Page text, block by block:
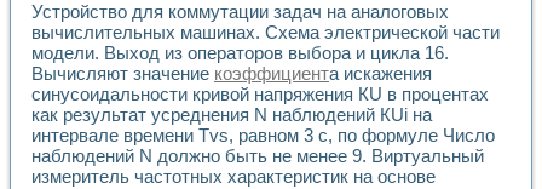
Разработка виртуальных тренажеров путем
Система блокировок, сигнализации и защиты ускорителя
Система сбора данных и управления процессом
Управление температурой газовой среды специальной
Разработка программного обеспечения с
Использование технологий NATIONAL INSTRUMENTS
Оборудование для промышленной термотрансферной
Автоматизация реометрических исследований на базе
Устройство для коммутации задач на аналоговых
вычислительных машинах. Схема электрической части
модели. Выход из операторов выбора и цикла 16.
Вычисляют значение коэффициента искажения
синусоидальности кривой напряжения КU в процентах
как результат усреднения N наблюдений КUi на
интервале времени Tvs, равном 3 с, по формуле Число
наблюдений N должно быть не менее 9. Виртуальный
измеритель частотных характеристик на основе